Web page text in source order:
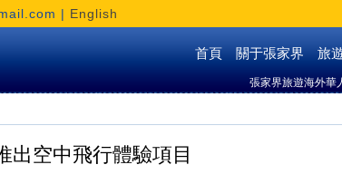
| English
首頁 關于張家界 旅
張家界旅遊海外華
出空中飛行體驗項目